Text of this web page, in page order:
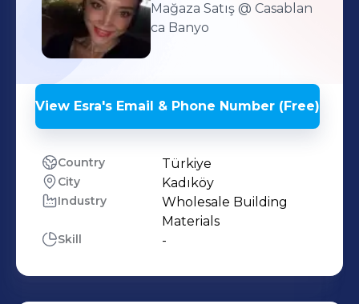
Mağaza Satış @ Casablan
ca Banyo
View Esra's Email & Phone Number (Free)
Country Türkiye
City Kadıköy
Industry
Wholesale Building
Materials
Skill -